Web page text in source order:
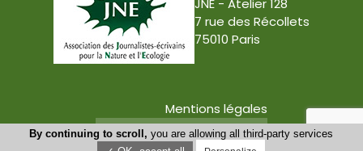
7 rue des Récollets
75010 Paris
Mentions légales
Conception : Tabula Rasa
By continuing to scroll, you are allowing all third-party services